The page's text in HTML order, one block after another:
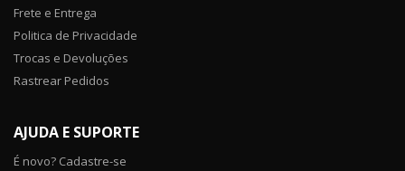
Frete e Entrega
Politica de Privacidade
Trocas e Devoluções
Rastrear Pedidos
AJUDA E SUPORTE
É novo? Cadastre-se